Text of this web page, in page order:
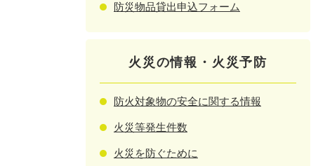
防災物品貸出申込フォーム
火災の情報・火災予防
防火対象物の安全に関する情報
火災等発生件数
火災を防ぐために